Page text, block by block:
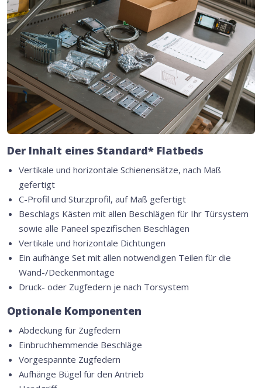
Der Inhalt eines Standard* Flatbeds
Vertikale und horizontale Schienensätze, nach Maß
gefertigt
C-Profil und Sturzprofil, auf Maß gefertigt
Beschlags Kästen mit allen Beschlägen für Ihr Türsystem
sowie alle Paneel spezifischen Beschlägen
Vertikale und horizontale Dichtungen
Ein aufhänge Set mit allen notwendigen Teilen für die
Wand-/Deckenmontage
Druck- oder Zugfedern je nach Torsystem
Optionale Komponenten
Abdeckung für Zugfedern
Einbruchhemmende Beschläge
Vorgespannte Zugfedern
Aufhänge Bügel für den Antrieb